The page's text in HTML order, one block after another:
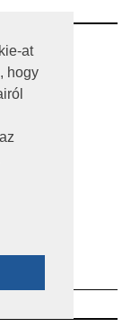
at
hogy